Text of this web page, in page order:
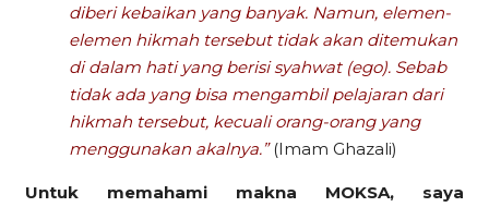
diberi kebaikan yang banyak. Namun, elemen-
elemen hikmah tersebut tidak akan ditemukan
di dalam hati yang berisi syahwat (ego). Sebab
tidak ada yang bisa mengambil pelajaran dari
hikmah tersebut, kecuali orang-orang yang
menggunakan akalnya.”(Imam Ghazali)
Untuk memahami makna MOKSA, saya